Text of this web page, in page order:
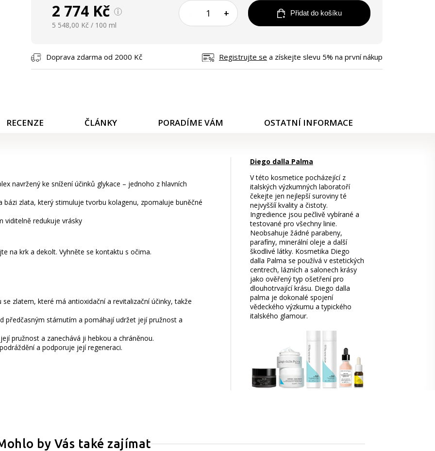
2 774 Kč
5 548,00 Kč / 100 ml
+ Přidat do košíku
Doprava zdarma od 2000 Kč Registrujte se a získejte slevu 5% na první nákup
RECENZE ČLÁNKY PORADÍME VÁM OSTATNÍ INFORMACE
navržený ke snížení účinků glykace – jednoho z hlavních
zlata, který stimuluje tvorbu kolagenu, zpomaluje buněčné
viditelně redukuje vrásky
na krk a dekolt. Vyhněte se kontaktu s očima.
zlatem, které má antioxidační a revitalizační účinky, takže
předčasným stárnutím a pomáhají udržet její pružnost a
pružnost a zanechává ji hebkou a chráněnou.
a podporuje její regeneraci.
Diego dalla Palma
V této kosmetice pocházející z
italských výzkumných laboratoří
čekejte jen nejlepší suroviny té
nejvyššíí kvality a čistoty.
Ingredience jsou pečlivě vybírané a
testované pro všechny linie.
Neobsahuje žádné parabeny,
parafíny, minerální oleje a další
škodlivé látky. Kosmetika Diego
dalla Palma se používá v estetických
centrech, lázních a salonech krásy
jako ověřený typ ošetření pro
dlouhotrvající krásu. Diego dalla
palma je dokonalé spojení
vědeckého výzkumu a typického
italského glamour.
by Vás také zajímat